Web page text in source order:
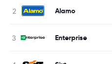
Alamo
Enterprise